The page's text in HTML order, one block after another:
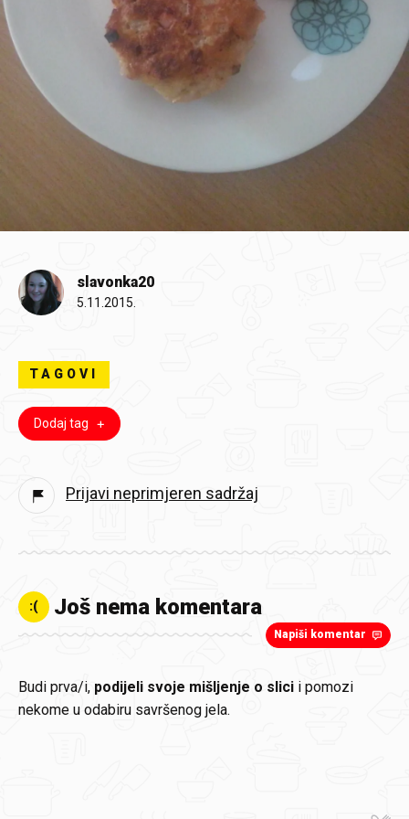
slavonka20
5.11.2015.
TAGOVI
Dodaj tag
Prijavi neprimjeren sadržaj
:( Još nema komentara
Napiši komentar
Budi prva/i, podijeli svoje mišljenje o slici i pomozi
nekome u odabiru savršenog jela.